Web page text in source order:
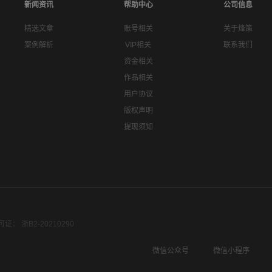
新闻资讯
精选文章
案例解析
帮助中心
账号相关
VIP相关
资金相关
作品相关
用户协议
版权声明
提现须知
公司信息
关于烽策
联系我们
证： 浙B2-20210290
微信公众号
微信小程序